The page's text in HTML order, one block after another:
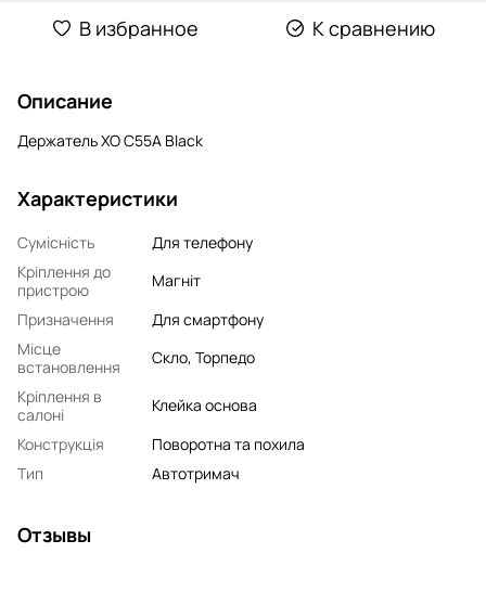
В избранное К сравнению
Описание
Держатель XO C55A Black
Характеристики
Сумісність
Для телефону
Кріплення до
пристрою
Магніт
Призначення
Для смартфону
Місце
встановлення
Скло, Торпедо
Кріплення в
салоні
Клейка основа
Конструкція
Поворотна та похила
Тип
Автотримач
Отзывы